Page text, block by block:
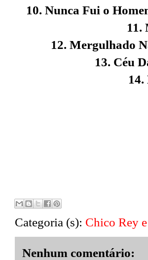
10. Nunca Fui o
11.
12. Mergulhado
13. Céu
Categoria (s): Chico Rey
Nenhum comentário: